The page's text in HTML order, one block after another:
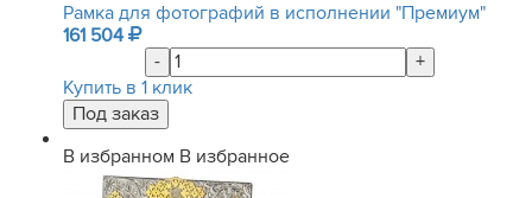
Рамка для фотографий в исполнении "Премиум"
161 504
-
+
Купить в 1 клик
В избранном В избранное